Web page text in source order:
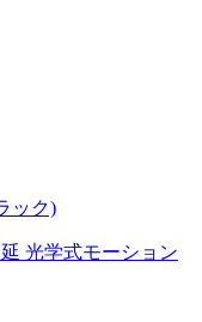
ック)
光学式モーション